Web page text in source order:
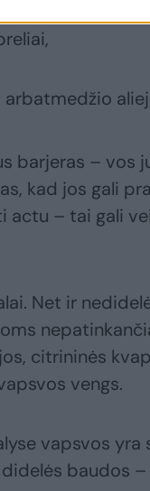
arbatmedžio
barjeras – vos
kad jos gali
actu – tai gali
Net ir
citrininės
vengs.
vapsvos
baudos